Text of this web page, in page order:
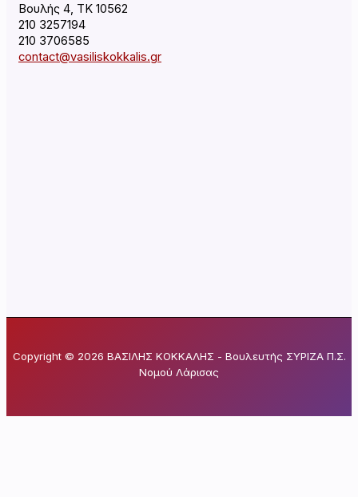
Βουλής 4, ΤΚ 10562
210 3257194
210 3706585
contact@vasiliskokkalis.gr
Copyright © 2026 ΒΑΣΙΛΗΣ ΚΟΚΚΑΛΗΣ - Βουλευτής ΣΥΡΙΖΑ Π.Σ.
Νομού Λάρισας